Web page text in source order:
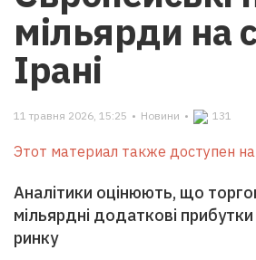
мільярди на
Ірані
11 травня 2026, 15:25 • Новини • 131
Этот материал также доступен
Аналітики оцінюють, що
мільярдні додаткові
ринку